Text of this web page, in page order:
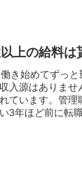
上の給料は
き始めてずっと
入源はありませ
ています。管理
3年ほど前に転